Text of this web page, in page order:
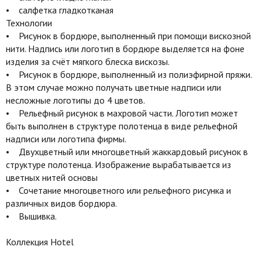
• салфетка гладкотканая
Технологии
• Рисунок в бордюре, выполненный при помощи вискозной
нити. Надпись или логотип в бордюре выделяется на фоне
изделия за счёт мягкого блеска вискозы.
• Рисунок в бордюре, выполненный из полиэфирной пряжи.
В этом случае можно получать цветные надписи или
несложные логотипы до 4 цветов.
• Рельефный рисунок в махровой части. Логотип может
быть выполнен в структуре полотенца в виде рельефной
надписи или логотипа фирмы.
• Двухцветный или многоцветный жаккардовый рисунок в
структуре полотенца. Изображение вырабатывается из
цветных нитей основы
• Сочетание многоцветного или рельефного рисунка и
различных видов бордюра.
• Вышивка.
Коллекция Hotel